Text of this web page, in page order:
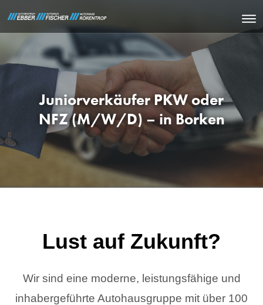
Juniorverkäufer PKW oder
NFZ (M/W/D) – in Borken
Lust auf Zukunft?
Wir sind eine moderne, leistungsfähige und
inhabergeführte Autohausgruppe mit über 100